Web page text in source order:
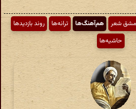
مشق شعر هم‌آهنگ‌ها ترانه‌ها
روند بازدیدها
حاشیه‌ها